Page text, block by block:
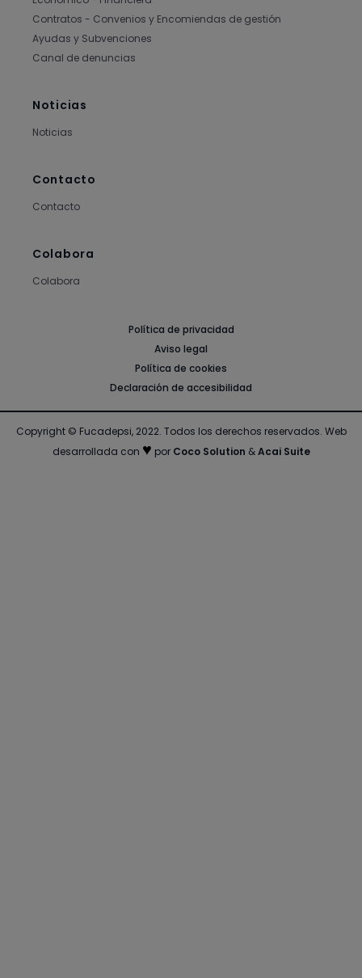
Contratos - Convenios y Encomiendas de gestión
Ayudas y Subvenciones
Canal de denuncias
Noticias
Noticias
Contacto
Contacto
Colabora
Colabora
Política de privacidad
Aviso legal
Política de cookies
Declaración de accesibilidad
Copyright © Fucadepsi, 2022. Todos los derechos reservados. Web
desarrollada con ♥ por Coco Solution &Acai Suite